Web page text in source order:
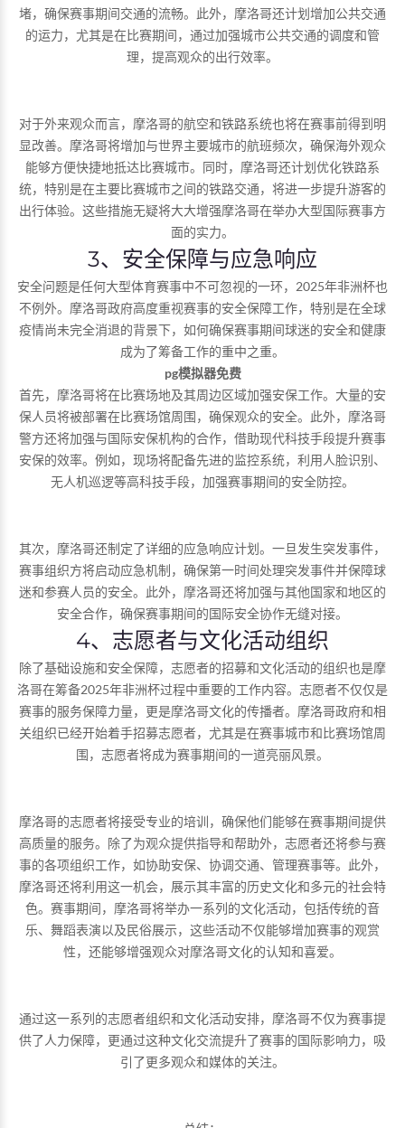
堵，确保赛事期间交通的流畅。此外，摩洛哥还计划增加公共交通
的运力，尤其是在比赛期间，通过加强城市公共交通的调度和管
理，提高观众的出行效率。
对于外来观众而言，摩洛哥的航空和铁路系统也将在赛事前得到明
显改善。摩洛哥将增加与世界主要城市的航班频次，确保海外观众
能够方便快捷地抵达比赛城市。同时，摩洛哥还计划优化铁路系
统，特别是在主要比赛城市之间的铁路交通，将进一步提升游客的
出行体验。这些措施无疑将大大增强摩洛哥在举办大型国际赛事方
面的实力。
3、安全保障与应急响应
安全问题是任何大型体育赛事中不可忽视的一环，2025年非洲杯也
不例外。摩洛哥政府高度重视赛事的安全保障工作，特别是在全球
疫情尚未完全消退的背景下，如何确保赛事期间球迷的安全和健康
成为了筹备工作的重中之重。
pg模拟器免费
首先，摩洛哥将在比赛场地及其周边区域加强安保工作。大量的安
保人员将被部署在比赛场馆周围，确保观众的安全。此外，摩洛哥
警方还将加强与国际安保机构的合作，借助现代科技手段提升赛事
安保的效率。例如，现场将配备先进的监控系统，利用人脸识别、
无人机巡逻等高科技手段，加强赛事期间的安全防控。
其次，摩洛哥还制定了详细的应急响应计划。一旦发生突发事件，
赛事组织方将启动应急机制，确保第一时间处理突发事件并保障球
迷和参赛人员的安全。此外，摩洛哥还将加强与其他国家和地区的
安全合作，确保赛事期间的国际安全协作无缝对接。
4、志愿者与文化活动组织
除了基础设施和安全保障，志愿者的招募和文化活动的组织也是摩
洛哥在筹备2025年非洲杯过程中重要的工作内容。志愿者不仅仅是
赛事的服务保障力量，更是摩洛哥文化的传播者。摩洛哥政府和相
关组织已经开始着手招募志愿者，尤其是在赛事城市和比赛场馆周
围，志愿者将成为赛事期间的一道亮丽风景。
摩洛哥的志愿者将接受专业的培训，确保他们能够在赛事期间提供
高质量的服务。除了为观众提供指导和帮助外，志愿者还将参与赛
事的各项组织工作，如协助安保、协调交通、管理赛事等。此外，
摩洛哥还将利用这一机会，展示其丰富的历史文化和多元的社会特
色。赛事期间，摩洛哥将举办一系列的文化活动，包括传统的音
乐、舞蹈表演以及民俗展示，这些活动不仅能够增加赛事的观赏
性，还能够增强观众对摩洛哥文化的认知和喜爱。
通过这一系列的志愿者组织和文化活动安排，摩洛哥不仅为赛事提
供了人力保障，更通过这种文化交流提升了赛事的国际影响力，吸
引了更多观众和媒体的关注。